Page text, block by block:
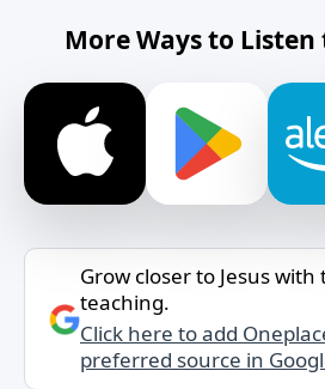
More Ways to Listen
Grow closer to Jesus
teaching.
Click here to add
preferred source in